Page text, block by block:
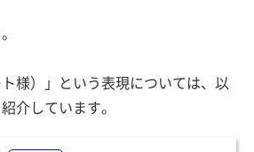
ト様）」という表現については、以
介しています。